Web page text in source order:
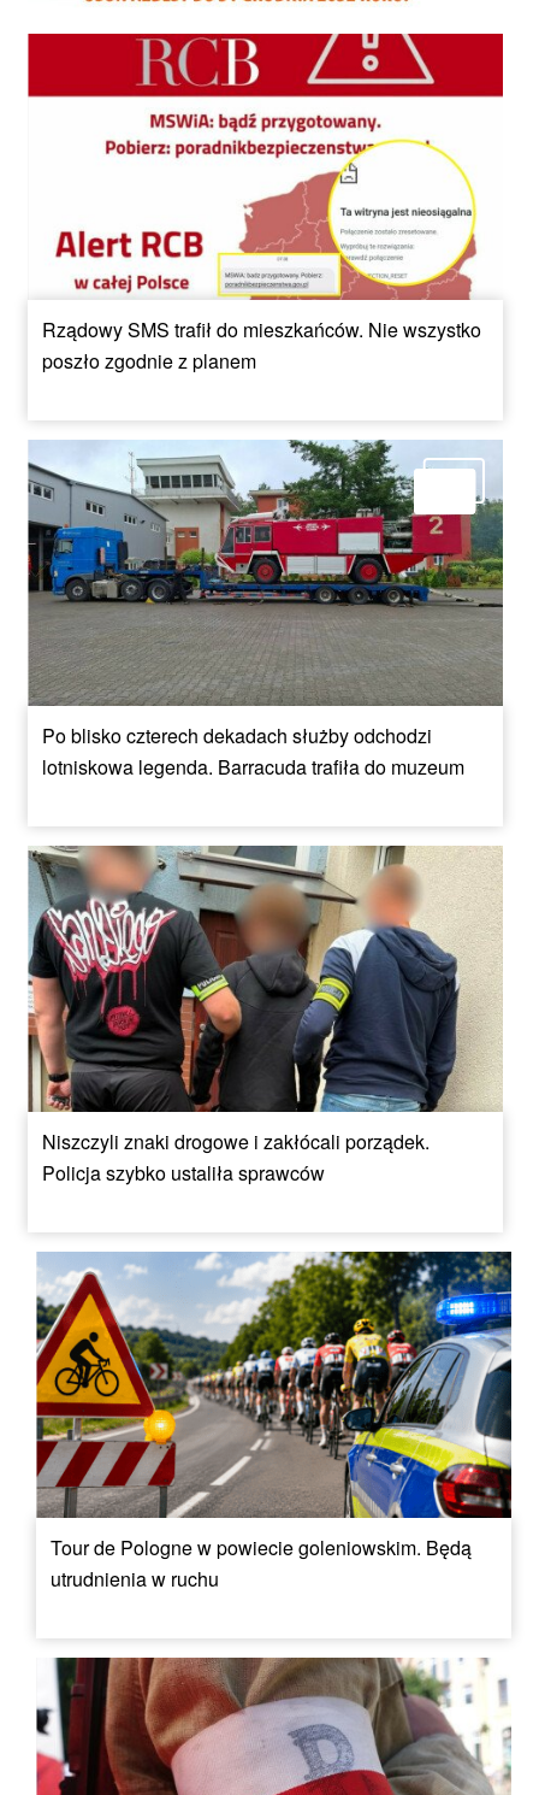
Rządowy SMS trafił do mieszkańców. Nie wszystko
poszło zgodnie z planem
Po blisko czterech dekadach służby odchodzi
lotniskowa legenda. Barracuda trafiła do muzeum
Niszczyli znaki drogowe i zakłócali porządek.
Policja szybko ustaliła sprawców
Tour de Pologne w powiecie goleniowskim. Będą
utrudnienia w ruchu